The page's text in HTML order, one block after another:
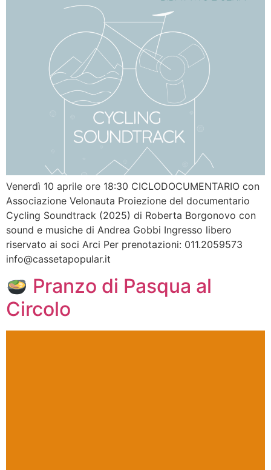
Venerdì 10 aprile ore 18:30 CICLODOCUMENTARIO con
Associazione Velonauta Proiezione del documentario
Cycling Soundtrack (2025) di Roberta Borgonovo con
sound e musiche di Andrea Gobbi Ingresso libero
riservato ai soci Arci Per prenotazioni: 011.2059573
info@cassetapopular.it
Pranzo di Pasqua al
Circolo